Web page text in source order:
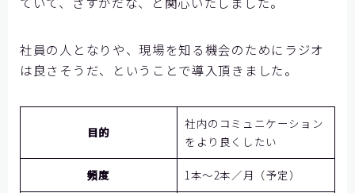
社員の人となりや、現場を知る機会のためにラジオ
は良さそうだ、ということで導入頂きました。
目的
社内のコミュニケーション
をより良くしたい
頻度 1本～2本／月（予定）